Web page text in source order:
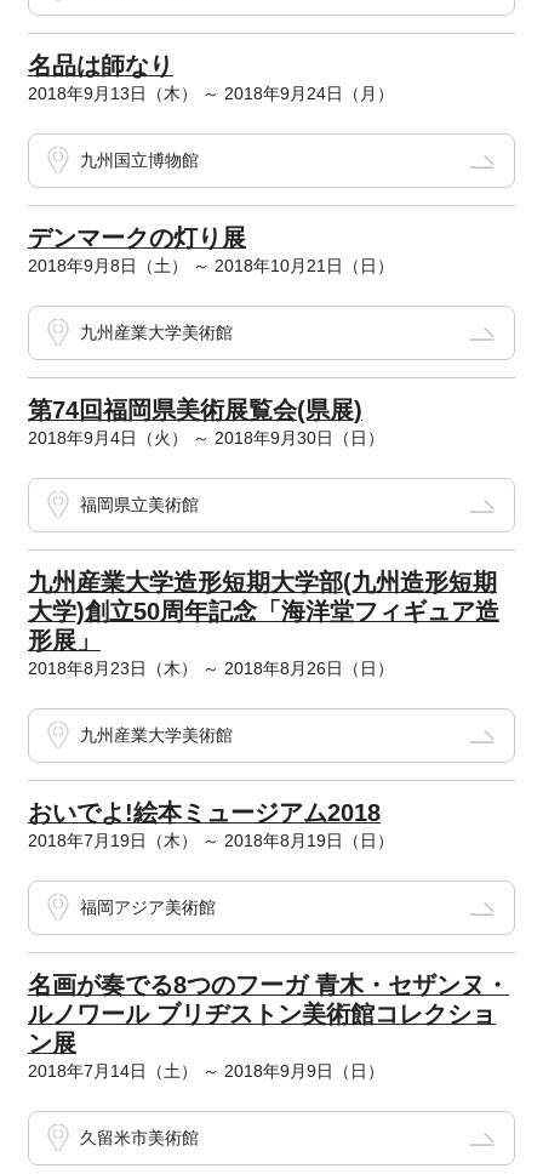
名品は師なり
2018年9月13日（木） ～ 2018年9月24日（月）
九州国立博物館
デンマークの灯り展
2018年9月8日（土） ～ 2018年10月21日（日）
九州産業大学美術館
第74回福岡県美術展覧会(県展)
2018年9月4日（火） ～ 2018年9月30日（日）
福岡県立美術館
九州産業大学造形短期大学部(九州造形短期
大学)創立50周年記念「海洋堂フィギュア造
形展」
2018年8月23日（木） ～ 2018年8月26日（日）
九州産業大学美術館
おいでよ!絵本ミュージアム2018
2018年7月19日（木） ～ 2018年8月19日（日）
福岡アジア美術館
名画が奏でる8つのフーガ 青木・セザンヌ・
ルノワール ブリヂストン美術館コレクショ
ン展
2018年7月14日（土） ～ 2018年9月9日（日）
久留米市美術館